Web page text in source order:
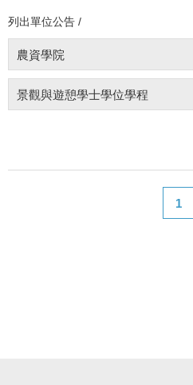
列出單位公告 /
農資學院
景觀與遊憩學士學位學程
1